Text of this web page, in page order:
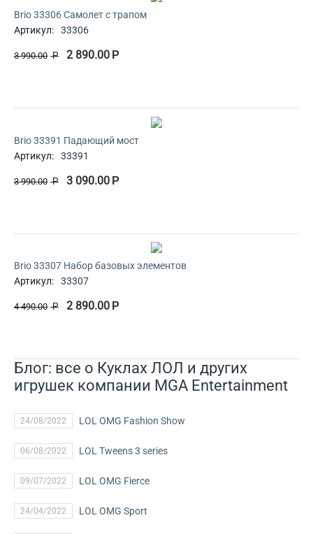
Brio 33306 Самолет с трапом
Артикул:
33306
3 990.00 Р 2 890.00 Р
Brio 33391 Падающий мост
Артикул:
33391
3 990.00 Р 3 090.00 Р
Brio 33307 Набор базовых элементов
Артикул:
33307
4 490.00 Р 2 890.00 Р
Блог: все о Куклах ЛОЛ и других
игрушек компании MGA Entertainment
24/08/2022 LOL OMG Fashion Show
06/08/2022 LOL Tweens 3 series
09/07/2022 LOL OMG Fierce
24/04/2022 LOL OMG Sport